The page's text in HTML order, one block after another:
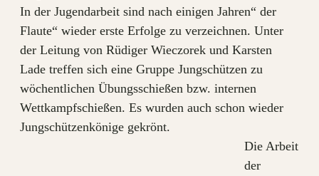
In der Jugendarbeit sind nach einigen Jahren“ der
Flaute“ wieder erste Erfolge zu verzeichnen. Unter
der Leitung von Rüdiger Wieczorek und Karsten
Lade treffen sich eine Gruppe Jungschützen zu
wöchentlichen Übungsschießen bzw. internen
Wettkampfschießen. Es wurden auch schon wieder
Jungschützenkönige gekrönt.
Die Arbeit
der